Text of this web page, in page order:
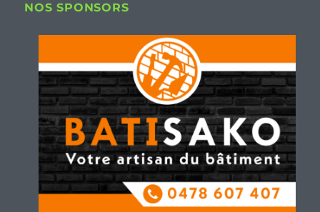
NOS SPONSORS